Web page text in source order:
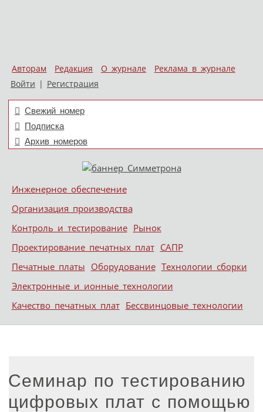
Авторам Редакция О журнале
Реклама в журнале
Войти | Регистрация
Свежий номер
Подписка
Архив номеров
Меню
Skip to content
Инженерное обеспечение
Организация производства
Контроль и тестирование Рынок
Проектирование печатных плат САПР
Печатные платы Оборудование Технологии сборки
Электронные и ионные технологии
Качество печатных плат Бессвинцовые технологии
Семинар по тестированию
цифровых плат с помощью